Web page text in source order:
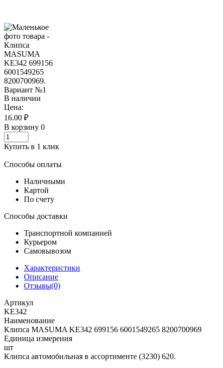
В наличии
Цена:
16.00 ₽
В корзину 0
Купить в 1 клик
Способы оплаты
Наличными
Картой
По счету
Способы доставки
Транспортной компанией
Курьером
Самовывозом
Характеристики
Описание
Отзывы(0)
Артикул
KE342
Наименование
Клипса MASUMA KE342 699156 6001549265 8200700969
Единица измерения
шт
Клипса автомобильная в ассортименте (3230) 620.